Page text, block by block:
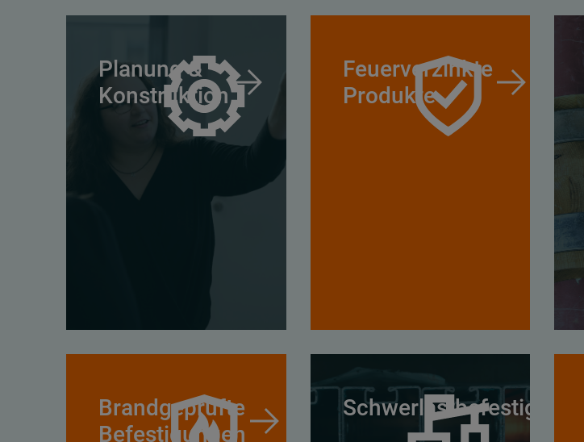
Planung &
Konstruktion
Feuerverzinkte
Produkte
Brandgeprüfte
Befestigungen
Schwerlastbefestigung